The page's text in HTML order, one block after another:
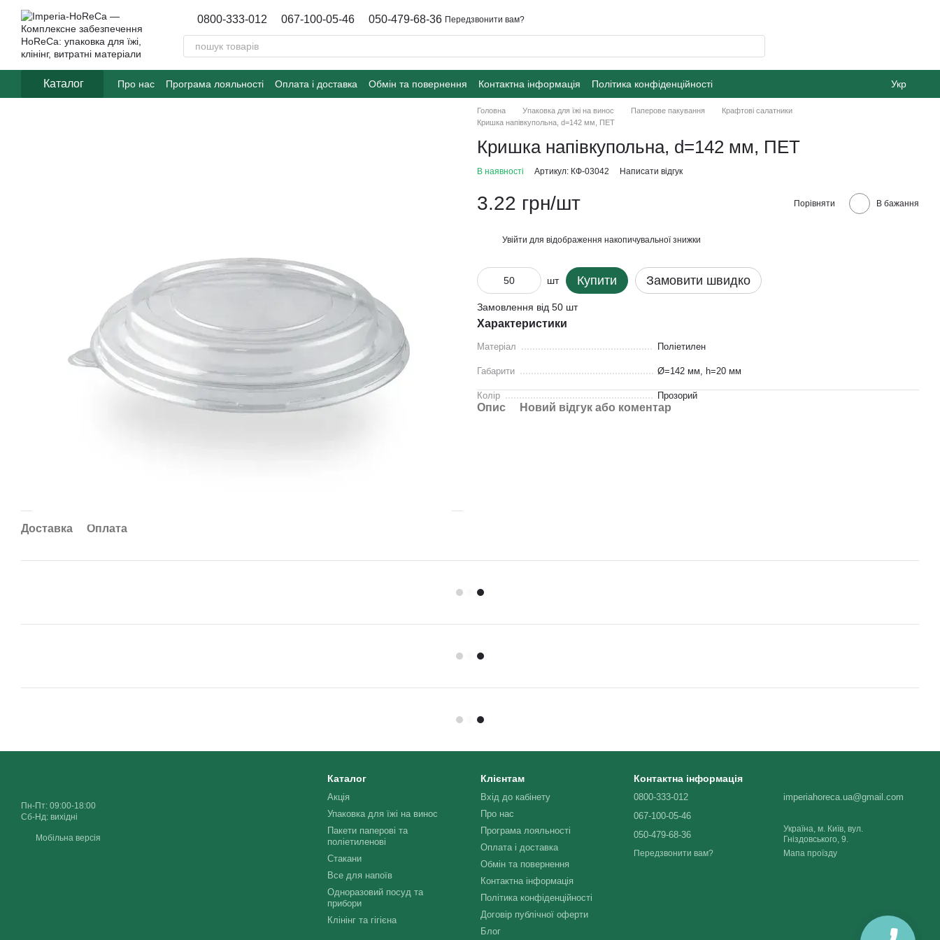
Перейти до основного контенту
0800-333-012 067-100-05-46 050-479-68-36 Передзвонити вам?
Каталог Про нас Програма лояльності Оплата і доставка Обмін та повернення Контактна інформація
Політика конфіденційності
Договір публічної оферти
Блог
Укр
Доставка Оплата
Головна Упаковка для їжі на винос Паперове пакування
Крафтові салатники
Кришка напівкупольна, d=142 мм, ПЕТ
Кришка напівкупольна, d=142 мм, ПЕТ
В наявності Артикул: КФ-03042 Написати відгук
3.22 грн/шт Порівняти В бажання
Увійти для відображення накопичувальної знижки
шт Купити Замовити швидко
Замовлення від 50 шт
Характеристики
Матеріал Поліетилен
Габарити Ø=142 мм, h=20 мм
Колір Прозорий
Опис Новий відгук або коментар
Пн-Пт: 09:00-18:00
Сб-Нд: вихідні
Мобільна версія
Каталог
Акція
Упаковка для їжі на винос
Пакети паперові та
поліетиленові
Стакани
Все для напоїв
Одноразовий посуд та
прибори
Клінінг та гігієна
Клієнтам
Вхід до кабінету
Про нас
Програма лояльності
Оплата і доставка
Обмін та повернення
Контактна інформація
Політика конфіденційності
Договір публічної оферти
Блог
Контактна інформація
0800-333-012
067-100-05-46
050-479-68-36
Передзвонити вам?
imperiahoreca.ua@gmail.com
Україна, м. Київ, вул.
Гніздовського, 9.
Мапа проїзду